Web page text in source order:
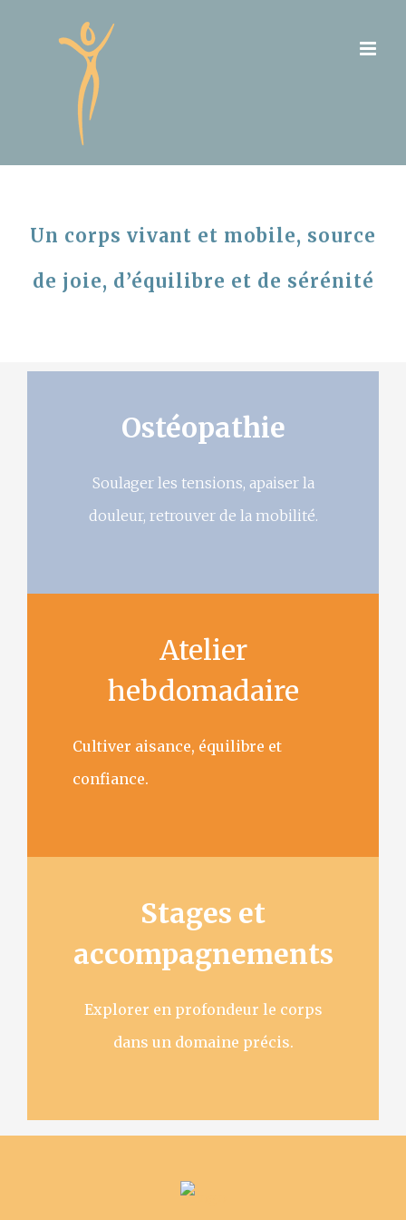
Un corps vivant et mobile, source
de joie, d’équilibre et de sérénité
Ostéopathie
Soulager les tensions, apaiser la
douleur, retrouver de la mobilité.
Atelier
hebdomadaire
Cultiver aisance, équilibre et
confiance.
Stages et
accompagnements
Explorer en profondeur le corps
dans un domaine précis.